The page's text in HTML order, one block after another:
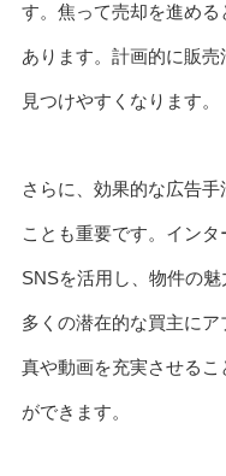
す。焦って売却を進め
あります。計画的に販
見つけやすくなります。
さらに、効果的な広告
ことも重要です。イン
SNSを活用し、物件の魅
多くの潜在的な買主に
真や動画を充実させる
ができます。